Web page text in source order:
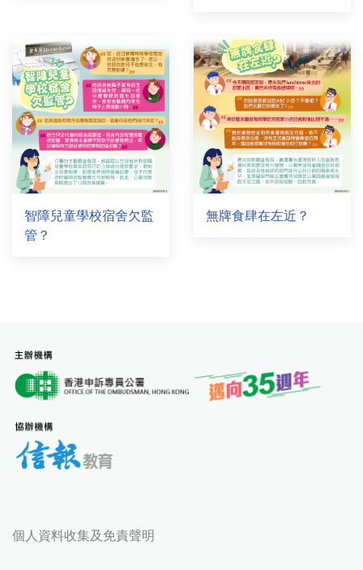
智障兒童學校宿舍欠監
管？
無牌食肆在左近？
個人資料收集及免責聲明